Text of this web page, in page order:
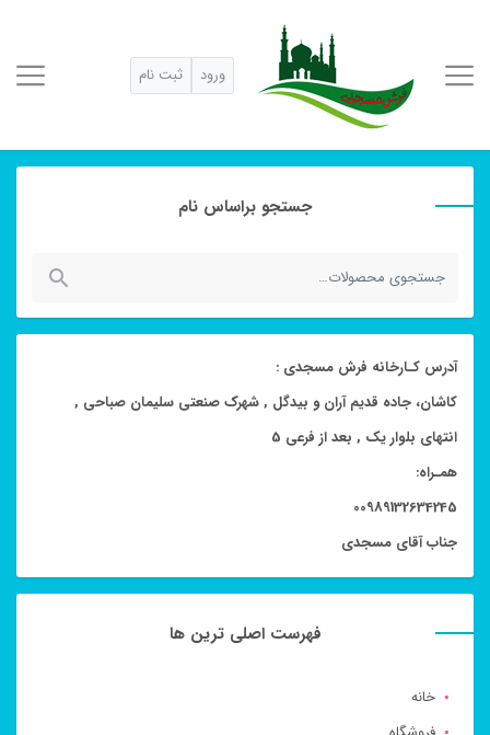
ورود ثبت نام
جستجو براساس نام
جستجو
آدرس کـارخانه فرش مسجدی :
کاشان، جاده قدیم آران و بیدگل , شهرک صنعتی سلیمان صباحی ,
انتهای بلوار یک , بعد از فرعی 5
همـراه:
00989132634245
جناب آقای مسجدی
فهرست اصلی ترین ها
خانه